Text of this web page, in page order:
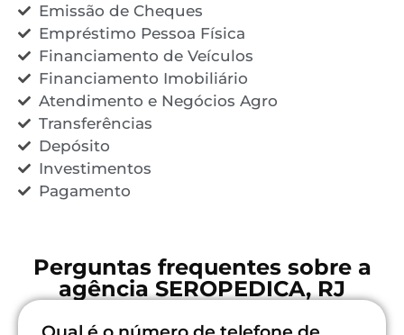
Emissão de Cheques
Empréstimo Pessoa Física
Financiamento de Veículos
Financiamento Imobiliário
Atendimento e Negócios Agro
Transferências
Depósito
Investimentos
Pagamento
Perguntas frequentes sobre a
agência SEROPEDICA, RJ